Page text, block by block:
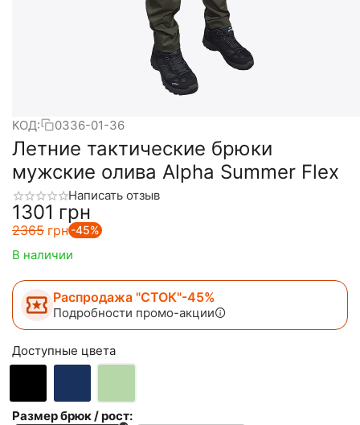
КОД: 0336-01-36
Летние тактические брюки
мужские олива Alpha Summer Flex
Написать отзыв
‍1301‍ грн
‍2365‍ грн -45%
В наличии
Распродажа "СТОК"-45%
Подробности промо-акции
Доступные цвета
Размер брюк / рост: